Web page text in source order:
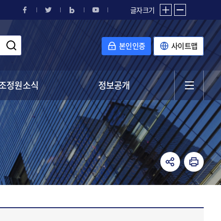
글자크기
본인인증 사이트맵
정원소식 정보공개